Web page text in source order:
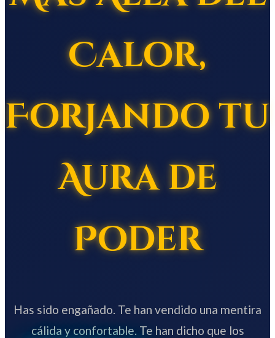
Calor,
Forjando tu
Aura de
Poder
Has sido engañado. Te han vendido una mentira
cálida y confortable. Te han dicho que los